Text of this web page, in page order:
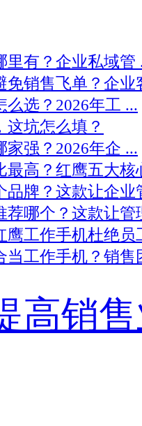
里有？企业私域管
免销售飞单？企业
选？2026年工 ...
这坑怎么填？
强？2026年企 ...
最高？红鹰五大核
品牌？这款让企业
荐哪个？这款让管
鹰工作手机杜绝员
当工作手机？销售
高销